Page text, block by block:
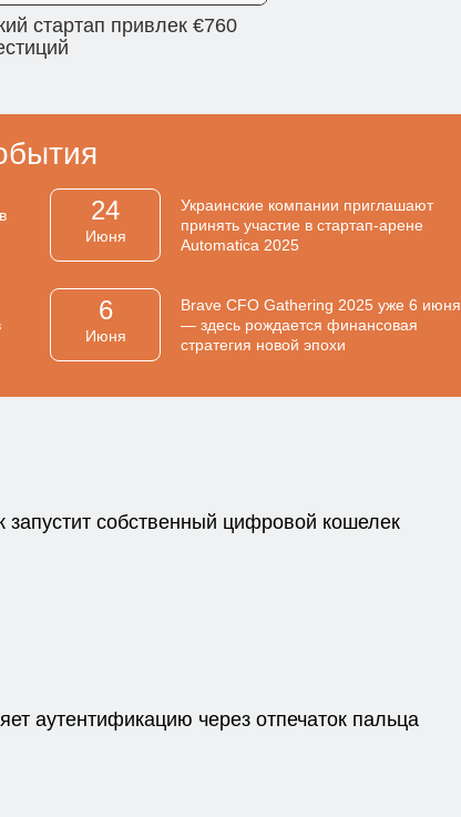
стартап привлек €760
24
Июня
Украинские компании приглашают
принять участие в стартап-арене
Automatica 2025
6
Июня
Brave CFO Gathering 2025 уже 6 июня
— здесь рождается финансовая
стратегия новой эпохи
собственный цифровой кошелек
аутентификацию через отпечаток пальца